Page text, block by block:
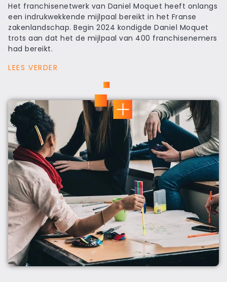
Het franchisenetwerk van Daniel Moquet heeft onlangs
een indrukwekkende mijlpaal bereikt in het Franse
zakenlandschap. Begin 2024 kondigde Daniel Moquet
trots aan dat het de mijlpaal van 400 franchisenemers
had bereikt.
LEES VERDER